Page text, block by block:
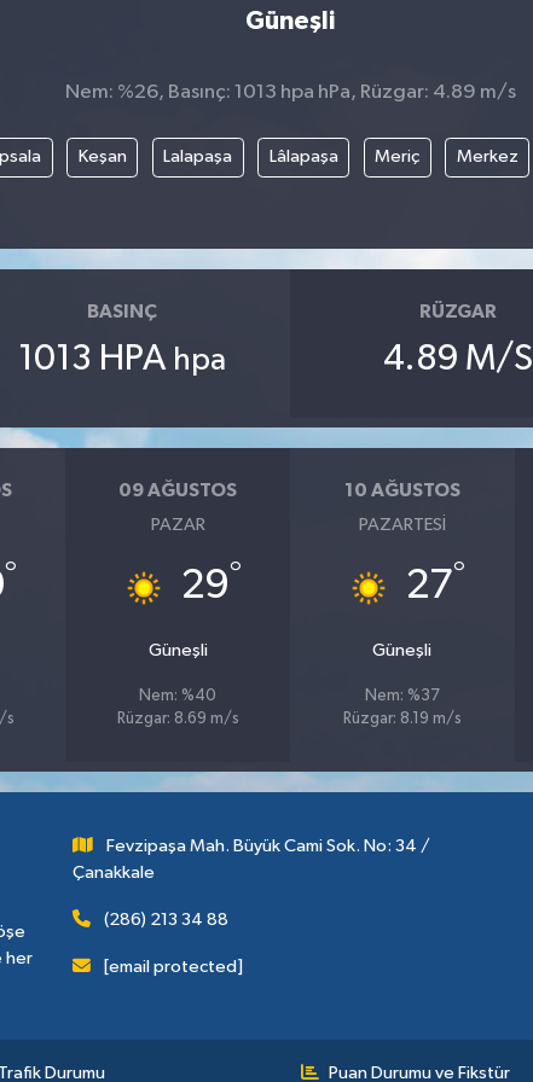
Güneşli
Nem: %26, Basınç: 1013 hpa hPa, Rüzgar: 4.89 m/s
İpsala Keşan Lalapaşa Lâlapaşa Meriç Merkez
BASINÇ
1013 HPA hpa
RÜZGAR
4.89 M/S
°
s
09 AĞUSTOS
PAZAR
29°
Güneşli
Nem: %40
Rüzgar: 8.69 m/s
10 AĞUSTOS
PAZARTESI
27°
Güneşli
Nem: %37
Rüzgar: 8.19 m/s
her
Fevzipaşa Mah. Büyük Cami Sok. No: 34 /
Çanakkale
(286) 213 34 88
[email protected]
Trafik Durumu Puan Durumu ve Fikstür